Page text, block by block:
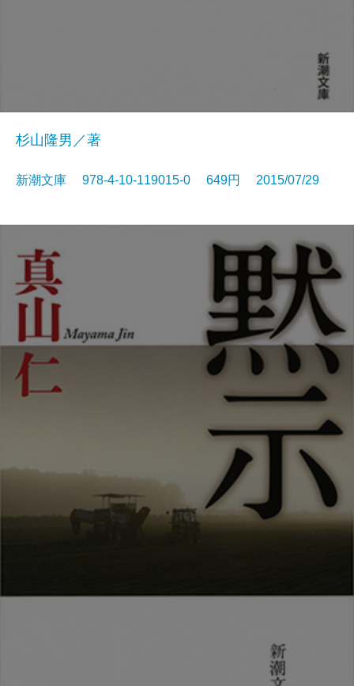
杉山隆男／著
新潮文庫 978-4-10-119015-0 649円 2015/07/29